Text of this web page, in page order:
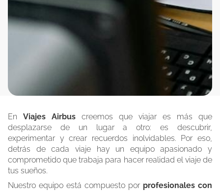
En Viajes Airbus creemos que viajar es más que
desplazarse de un lugar a otro: es descubrir,
experimentar y crear recuerdos inolvidables. Por eso,
detrás de cada viaje hay un equipo apasionado y
comprometido que trabaja para hacer realidad el viaje de
tus sueños.
Nuestro equipo está compuesto por profesionales con